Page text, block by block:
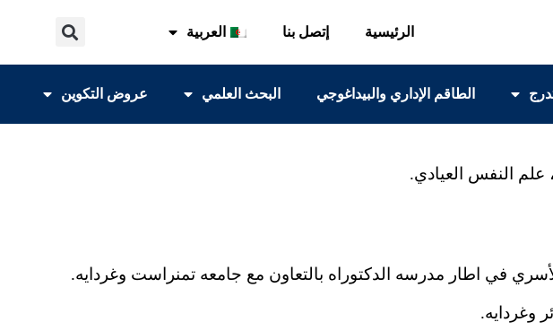
الرئيسية إتصل بنا العربية
الطاقم الإداري والبيداغوجي البحث العلمي عروض التكوين
النفس العيادي.
في اطار مدرسه الدكتوراه بالتعاون مع جامعه تمنراست وغردايه.
وغردايه.